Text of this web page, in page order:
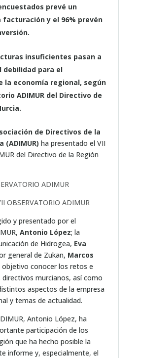
prevé un
facturación y el 96% prevén
insuficientes pasan a
debilidad para el
la economía regional, según
ADIMUR del Directivo de
de Directivos de la
(ADIMUR) ha presentado el VII
del Directivo de la Región
ADIMUR
OBSERVATORIO ADIMUR
y presentado por el
Antonio López; la
de Hidrogea, Eva
general de Zukan, Marcos
conocer los retos e
murcianos, así como
aspectos de la empresa
y temas de actualidad.
Antonio López, ha
participación de los
que ha hecho posible la
informe y, especialmente, el